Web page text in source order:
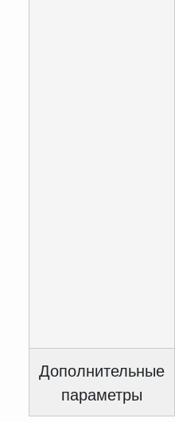
Дополнительные
параметры